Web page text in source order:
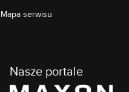
Mapa serwisu
Nasze portale